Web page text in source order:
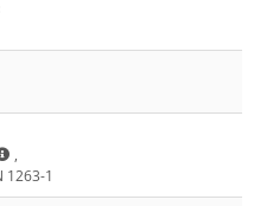
,
1263-1